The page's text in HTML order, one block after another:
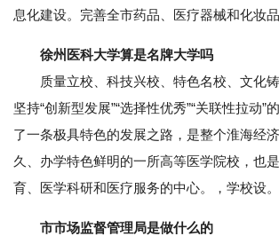
息化建设。完善全市药品、医疗器械和化妆品
徐州医科大学算是名牌大学吗
质量立校、科技兴校、特色名校、文化铸
坚持“创新型发展”“选择性优秀”“关联性拉动”
了一条极具特色的发展之路，是整个淮海经
久、办学特色鲜明的一所高等医学院校，也
育、医学科研和医疗服务的中心。，学校设。
市市场监督管理局是做什么的